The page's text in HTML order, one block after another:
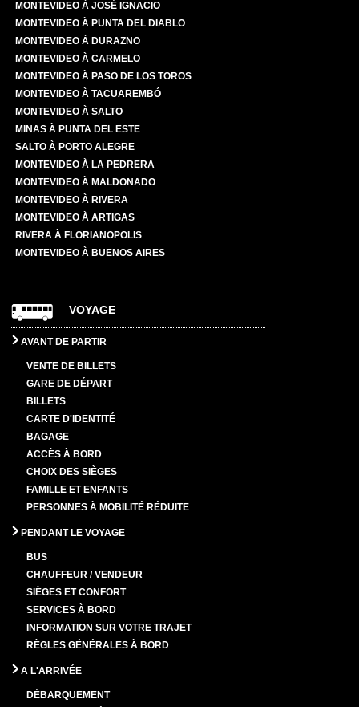
MONTEVIDEO À JOSÉ IGNACIO
MONTEVIDEO À PUNTA DEL DIABLO
MONTEVIDEO À DURAZNO
MONTEVIDEO À CARMELO
MONTEVIDEO À PASO DE LOS TOROS
MONTEVIDEO À TACUAREMBÓ
MONTEVIDEO À SALTO
MINAS À PUNTA DEL ESTE
SALTO À PORTO ALEGRE
MONTEVIDEO À LA PEDRERA
MONTEVIDEO À MALDONADO
MONTEVIDEO À RIVERA
MONTEVIDEO À ARTIGAS
RIVERA À FLORIANOPOLIS
MONTEVIDEO À BUENOS AIRES
VOYAGE
AVANT DE PARTIR
VENTE DE BILLETS
GARE DE DÉPART
BILLETS
CARTE D'IDENTITÉ
BAGAGE
ACCÈS À BORD
CHOIX DES SIÈGES
FAMILLE ET ENFANTS
PERSONNES À MOBILITÉ RÉDUITE
PENDANT LE VOYAGE
BUS
CHAUFFEUR / VENDEUR
SIÈGES ET CONFORT
SERVICES À BORD
INFORMATION SUR VOTRE TRAJET
RÈGLES GÉNÉRALES À BORD
A L'ARRIVÉE
DÉBARQUEMENT